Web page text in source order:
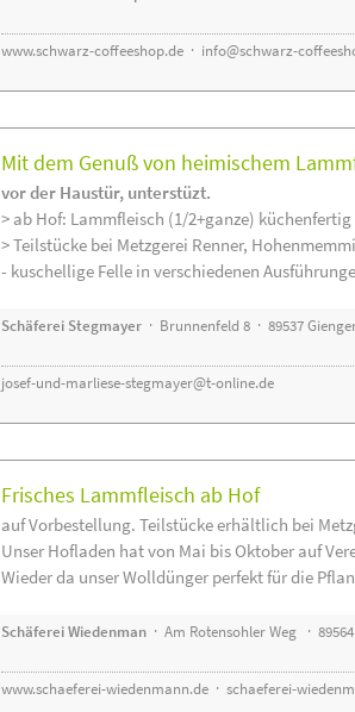
www.schwarz-coffeeshop.de · info@schwarz-
Mit dem Genuß von heimischem
vor der Haustür, unterstüzt.
> ab Hof: Lammfleisch (1/2+ganze)
> Teilstücke bei Metzgerei Renner,
- kuschellige Felle in verschiedenen
Schäferei Stegmayer · Brunnenfeld 8 · 89537
josef-und-marliese-stegmayer@t-online.de
Frisches Lammfleisch ab Hof
auf Vorbestellung. Teilstücke erhältlich bei
Unser Hofladen hat von Mai bis Oktober auf
Wieder da unser Wolldünger perfekt für die
Schäferei Wiedenman · Am Rotensohler Weg ·
www.schaeferei-wiedenmann.de · schaeferei-